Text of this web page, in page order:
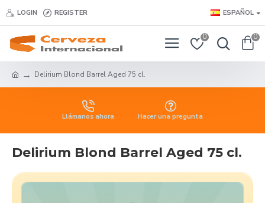
LOGIN REGISTER ESPAÑOL
0 0
Delirium Blond Barrel Aged 75 cl.
Llámanos ahora Hacer una pregunta
Delirium Blond Barrel Aged 75 cl.